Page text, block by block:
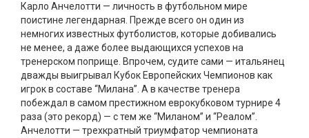
Карло Анчелотти — личность в футбольном мире
поистине легендарная. Прежде всего он один из
немногих известных футболистов, которые добивались
не менее, а даже более выдающихся успехов на
тренерском поприще. Впрочем, судите сами — итальянец
дважды выигрывал Кубок Европейских Чемпионов как
игрок в составе “Милана”. А в качестве тренера
побеждал в самом престижном еврокубковом турнире 4
раза (это рекорд) — с тем же “Миланом” и “Реалом”.
Анчелотти — трехкратный триумфатор чемпионата